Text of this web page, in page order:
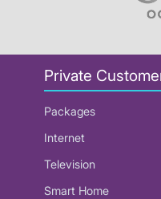
Private
Packages
Internet
Television
Smart Home